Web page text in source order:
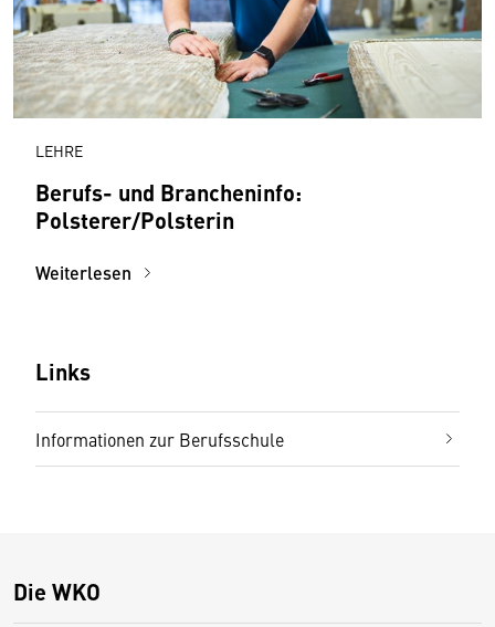
LEHRE
Berufs- und Brancheninfo:
Polsterer/Polsterin
Weiterlesen
Links
Informationen zur Berufsschule
Die WKO